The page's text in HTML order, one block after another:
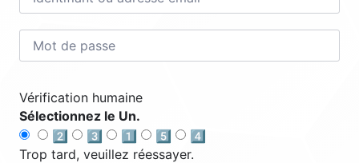
Vérification humaine
Sélectionnez le Un.
2️⃣
3️⃣ 1️⃣ 5️⃣
4️⃣
Trop tard, veuillez réessayer.